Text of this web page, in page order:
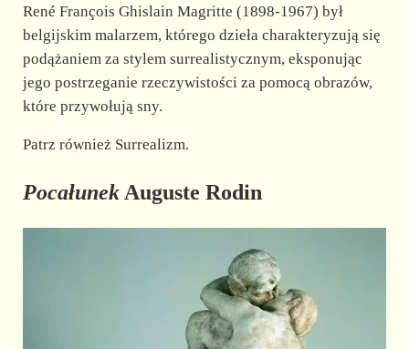
René François Ghislain Magritte (1898-1967) był
belgijskim malarzem, którego dzieła charakteryzują się
podążaniem za stylem surrealistycznym, eksponując
jego postrzeganie rzeczywistości za pomocą obrazów,
które przywołują sny.
Patrz również Surrealizm.
PocałunekAuguste Rodin